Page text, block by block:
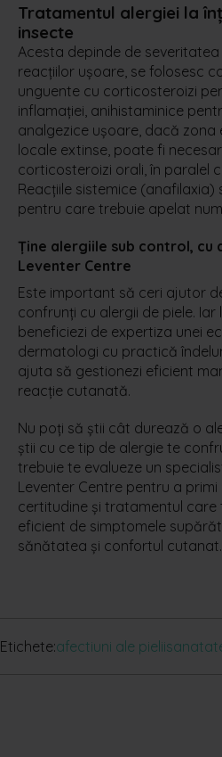
Tratamentul alergiei la
insecte
Acesta depinde de severitatea
reacțiilor ușoare, se folosesc
unguente cu corticosteroizi
inflamației, anihistaminice
analgezice ușoare, dacă zona
locale extinse, poate fi
corticosteroizi orali, în paralel
Reacțiile sistemice (anafilaxia)
pentru care trebuie apelat
Ține alergiile sub control, cu
Leventer Centre
Este important să ceri ajutor
confrunți cu alergii de piele. Iar
beneficiezi de expertiza unei
dermatologi cu practică
ajuta să gestionezi eficient
reacție cutanată.
Nu poți să știi cât durează o
știi cu ce tip de alergie te
trebuie te evalueze un
Leventer Centre pentru a
certitudine și tratamentul care
eficient de simptomele
sănătatea și confortul cutanat.
Etichete:afectiuni ale pielii